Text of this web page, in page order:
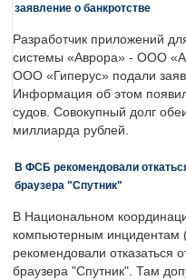
заявление о банкротстве
Разработчик приложений
системы «Аврора» - ООО
ООО «Гиперус» подали
Информация об этом
судов. Совокупный долг
миллиарда рублей.
В ФСБ рекомендовали
браузера "Спутник"
В Национальном
компьютерным инцидентам
рекомендовали отказаться
браузера "Спутник". Там